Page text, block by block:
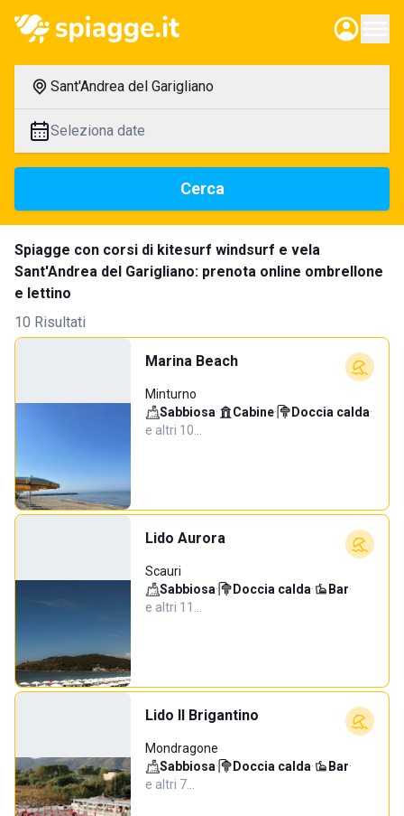
Sant'Andrea del Garigliano
Seleziona date
Cerca
Spiagge con corsi di kitesurf windsurf e vela
Sant'Andrea del Garigliano: prenota online ombrellone
e lettino
10 Risultati
Marina Beach
Minturno
Sabbiosa· Cabine· Doccia calda·
e altri 10…
Lido Aurora
Scauri
Sabbiosa· Doccia calda· Bar·
e altri 11…
Lido Il Brigantino
Mondragone
Sabbiosa· Doccia calda· Bar·
e altri 7…